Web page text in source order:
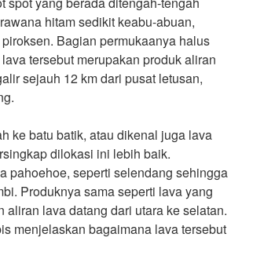
hitam sedikit keabu-abuan,
Bagian permukaanya halus
tersebut merupakan produk aliran
sejauh 12 km dari pusat letusan,
ke batu batik, atau dikenal juga lava
dilokasi ini lebih baik.
pahoehoe, seperti selendang sehingga
Produknya sama seperti lava yang
aliran lava datang dari utara ke selatan.
menjelaskan bagaimana lava tersebut